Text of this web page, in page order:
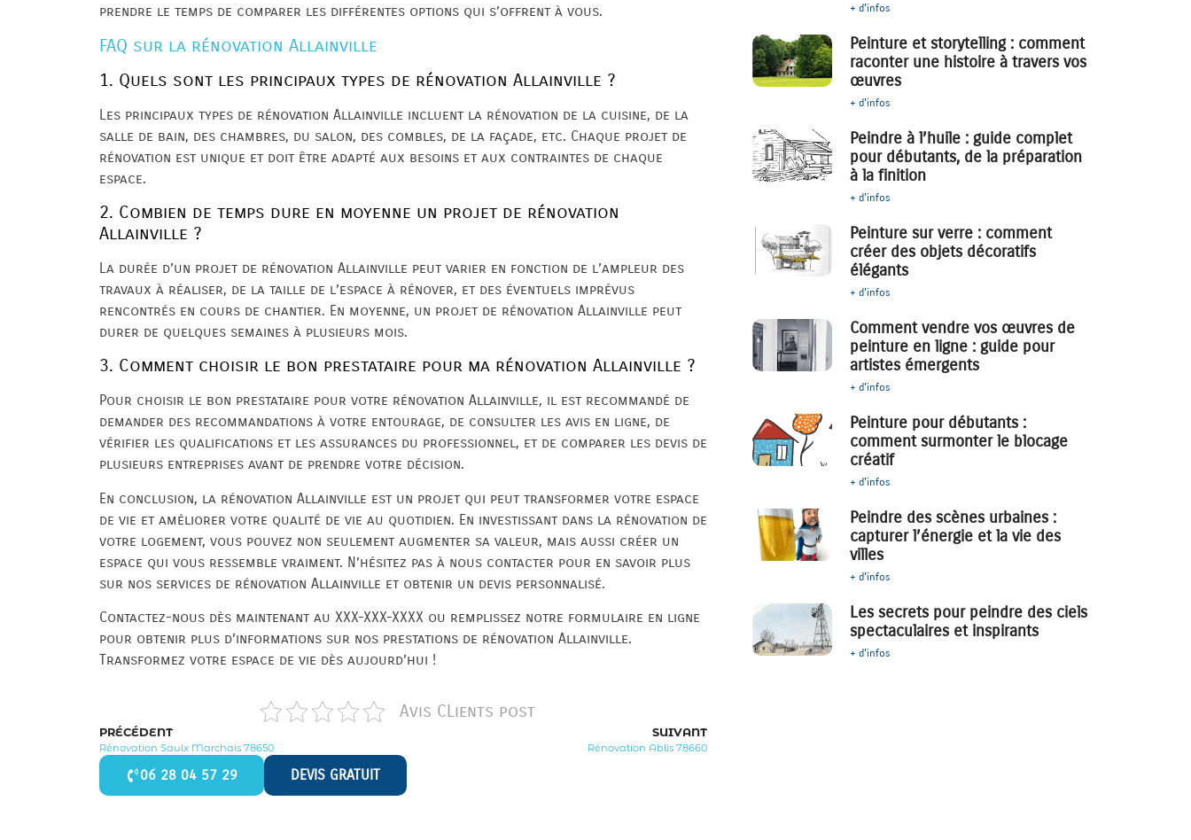
prendre le temps de comparer les différentes options qui s’offrent à vous.
FAQ sur la rénovation Allainville
1. Quels sont les principaux types de rénovation Allainville ?
Les principaux types de rénovation Allainville incluent la rénovation de la cuisine, de la
salle de bain, des chambres, du salon, des combles, de la façade, etc. Chaque projet de
rénovation est unique et doit être adapté aux besoins et aux contraintes de chaque
espace.
2. Combien de temps dure en moyenne un projet de rénovation
Allainville ?
La durée d’un projet de rénovation Allainville peut varier en fonction de l’ampleur des
travaux à réaliser, de la taille de l’espace à rénover, et des éventuels imprévus
rencontrés en cours de chantier. En moyenne, un projet de rénovation Allainville peut
durer de quelques semaines à plusieurs mois.
3. Comment choisir le bon prestataire pour ma rénovation Allainville ?
Pour choisir le bon prestataire pour votre rénovation Allainville, il est recommandé de
demander des recommandations à votre entourage, de consulter les avis en ligne, de
vérifier les qualifications et les assurances du professionnel, et de comparer les devis de
plusieurs entreprises avant de prendre votre décision.
En conclusion, la rénovation Allainville est un projet qui peut transformer votre espace
de vie et améliorer votre qualité de vie au quotidien. En investissant dans la rénovation de
votre logement, vous pouvez non seulement augmenter sa valeur, mais aussi créer un
espace qui vous ressemble vraiment. N’hésitez pas à nous contacter pour en savoir plus
sur nos services de rénovation Allainville et obtenir un devis personnalisé.
Contactez-nous dès maintenant au XXX-XXX-XXXX ou remplissez notre formulaire en ligne
pour obtenir plus d’informations sur nos prestations de rénovation Allainville.
Transformez votre espace de vie dès aujourd’hui !
Avis CLients post
PRÉCÉDENT
Rénovation Saulx Marchais 78650
SUIVANT
Rénovation Ablis 78660
06 28 04 57 29 DEVIS GRATUIT
+ d'infos
Peinture et storytelling : comment
raconter une histoire à travers vos
œuvres
+ d'infos
Peindre à l’huile : guide complet
pour débutants, de la préparation
à la finition
+ d'infos
Peinture sur verre : comment
créer des objets décoratifs
élégants
+ d'infos
Comment vendre vos œuvres de
peinture en ligne : guide pour
artistes émergents
+ d'infos
Peinture pour débutants :
comment surmonter le blocage
créatif
+ d'infos
Peindre des scènes urbaines :
capturer l’énergie et la vie des
villes
+ d'infos
Les secrets pour peindre des ciels
spectaculaires et inspirants
+ d'infos